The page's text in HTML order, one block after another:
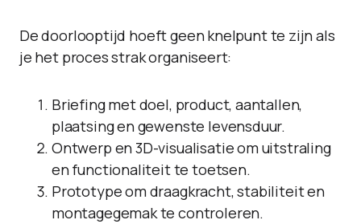
De doorlooptijd hoeft geen knelpunt te zijn als
je het proces strak organiseert:
Briefing met doel, product, aantallen,
plaatsing en gewenste levensduur.
Ontwerp en 3D-visualisatie om uitstraling
en functionaliteit te toetsen.
Prototype om draagkracht, stabiliteit en
montagegemak te controleren.